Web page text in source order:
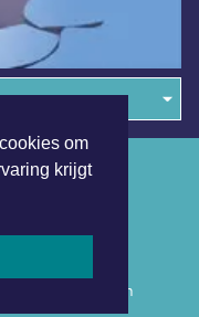
om
krijgt
- Alle rechten